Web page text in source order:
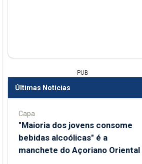
PUB
Últimas Notícias
Capa
"Maioria dos jovens consome
bebidas alcoólicas" é a
manchete do Açoriano Oriental